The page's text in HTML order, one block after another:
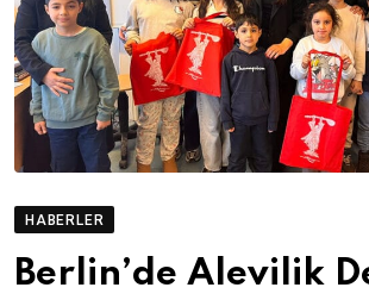
HABERLER
Berlin’de Alevilik